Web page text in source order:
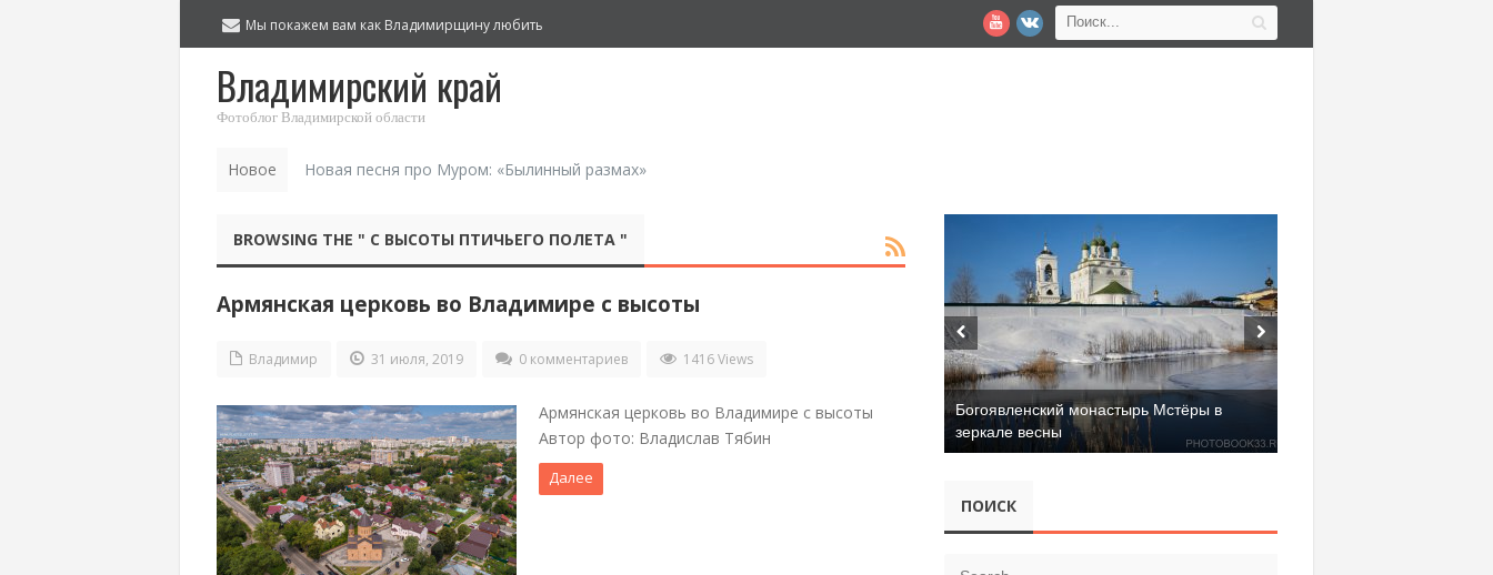
Мы покажем вам как Владимирщину любить
Владимирский край
Фотоблог Владимирской области
Новое Новая песня про Муром: «Былинный размах»
BROWSING THE " С ВЫСОТЫ ПТИЧЬЕГО ПОЛЕТА "
Армянская церковь во Владимире с высоты
Владимир 31 июля, 2019 0 комментариев 1416 Views
Армянская церковь во Владимире с высоты
Автор фото: Владислав Тябин
Далее
Богоявленский монастырь Мстёры в
зеркале весны
ПОИСК